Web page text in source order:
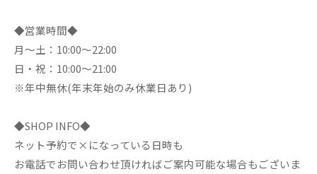
◆営業時間◆
月～土：10:00～22:00
日・祝：10:00～21:00
※年中無休(年末年始のみ休業日あり)
◆SHOP INFO◆
ネット予約で×になっている日時も
お電話でお問い合わせ頂ければご案内可能な場合もございま